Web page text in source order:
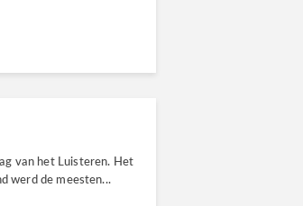
van het Luisteren. Het
werd de meesten...